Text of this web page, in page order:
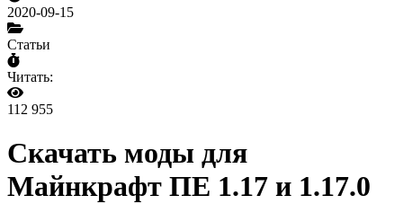
2020-09-15
Статьи
Читать:
112 955
Скачать моды для
Майнкрафт ПЕ 1.17 и 1.17.0